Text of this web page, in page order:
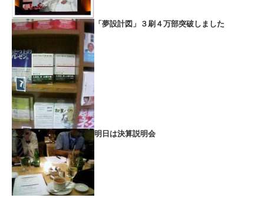
「夢設計図」３刷４万部突破しました
明日は決算説明会